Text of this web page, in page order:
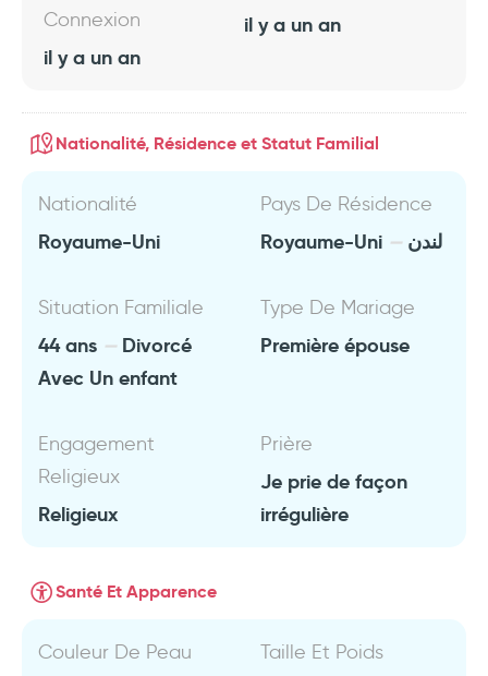
Connexion
il y a un an
il y a un an
Nationalité, Résidence et Statut Familial
Nationalité
Royaume-Uni
Pays De Résidence
Royaume-Uni لندن
Situation Familiale
44 ans
Divorcé
Avec Un enfant
Type De Mariage
Première épouse
Engagement
Religieux
Religieux
Prière
Je prie de façon
irrégulière
Santé Et Apparence
Couleur De Peau Taille Et Poids